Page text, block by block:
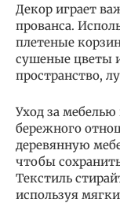
Декор играет
прованса.
плетеные
сушеные цветы
пространство,
Уход за мебелью
бережного
деревянную
чтобы
Текстиль
используя